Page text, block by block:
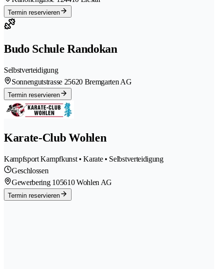
Termin reservieren
Budo Schule Randokan
Selbstverteidigung
Sonnengutstrasse 25620 Bremgarten AG
Termin reservieren
Karate-Club Wohlen
Kampfsport Kampfkunst • Karate • Selbstverteidigung
Geschlossen
Gewerbering 105610 Wohlen AG
Termin reservieren